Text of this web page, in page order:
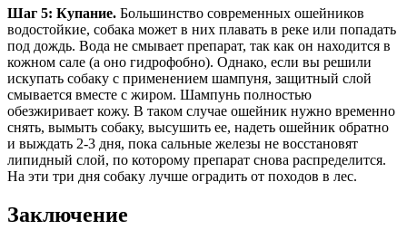
Шаг 5: Купание. Большинство современных ошейников
водостойкие, собака может в них плавать в реке или попадать
под дождь. Вода не смывает препарат, так как он находится в
кожном сале (а оно гидрофобно). Однако, если вы решили
искупать собаку с применением шампуня, защитный слой
смывается вместе с жиром. Шампунь полностью
обезжиривает кожу. В таком случае ошейник нужно временно
снять, вымыть собаку, высушить ее, надеть ошейник обратно
и выждать 2-3 дня, пока сальные железы не восстановят
липидный слой, по которому препарат снова распределится.
На эти три дня собаку лучше оградить от походов в лес.
Заключение